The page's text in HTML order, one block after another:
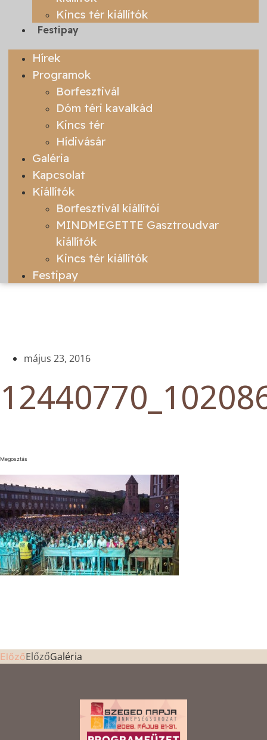
Kincs tér kiállítók
Festipay
Hírek
Programok
Borfesztivál
Dóm téri kavalkád
Kincs tér
Hídivásár
Galéria
Kapcsolat
Kiállítók
Borfesztivál kiállítói
MINDMEGETTE Gasztroudvar
kiállítók
Kincs tér kiállítók
Festipay
május 23, 2016
Megosztás
ElőzőElőzőGaléria